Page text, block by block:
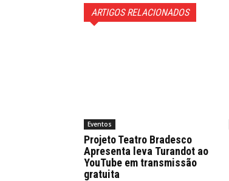
ARTIGOS RELACIONADOS
Eventos
Projeto Teatro Bradesco
Apresenta leva Turandot ao
YouTube em transmissão
gratuita